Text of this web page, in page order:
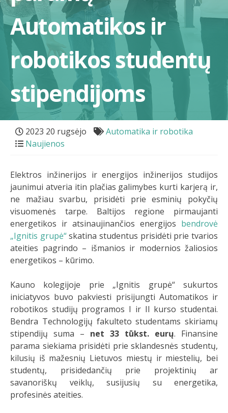
Automatikos ir
robotikos studentų
stipendijoms
2023 20 rugsėjo
Automatika ir robotika
Naujienos
Elektros inžinerijos ir energijos inžinerijos studijos
jaunimui atveria itin plačias galimybes kurti karjerą ir,
ne mažiau svarbu, prisidėti prie esminių pokyčių
visuomenės tarpe. Baltijos regione pirmaujanti
energetikos ir atsinaujinančios energijos bendrovė
„Ignitis grupė“skatina studentus prisidėti prie tvarios
ateities pagrindo – išmanios ir modernios žaliosios
energetikos – kūrimo.
Kauno kolegijoje prie „Ignitis grupė“ sukurtos
iniciatyvos buvo pakviesti prisijungti Automatikos ir
robotikos studijų programos I ir II kurso studentai.
Bendra Technologijų fakulteto studentams skiriamų
stipendijų suma – net 33 tūkst. eurų. Finansine
parama siekiama prisidėti prie sklandesnės studentų,
kilusių iš mažesnių Lietuvos miestų ir miestelių, bei
studentų, prisidedančių prie projektinių ar
savanoriškų veiklų, susijusių su energetika,
profesinės ateities.